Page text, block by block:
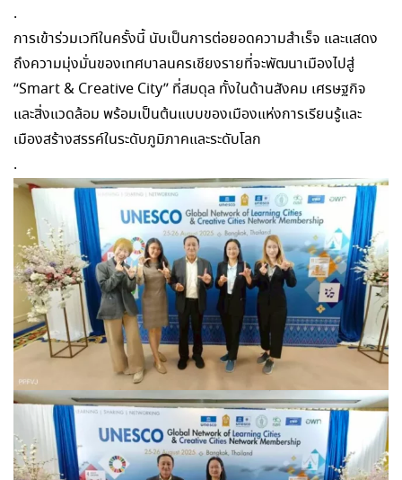
.
การเข้าร่วมเวทีในครั้งนี้ นับเป็นการต่อยอดความสำเร็จ และแสดง
ถึงความมุ่งมั่นของเทศบาลนครเชียงรายที่จะพัฒนาเมืองไปสู่
“Smart & Creative City” ที่สมดุล ทั้งในด้านสังคม เศรษฐกิจ
และสิ่งแวดล้อม พร้อมเป็นต้นแบบของเมืองแห่งการเรียนรู้และ
เมืองสร้างสรรค์ในระดับภูมิภาคและระดับโลก
.